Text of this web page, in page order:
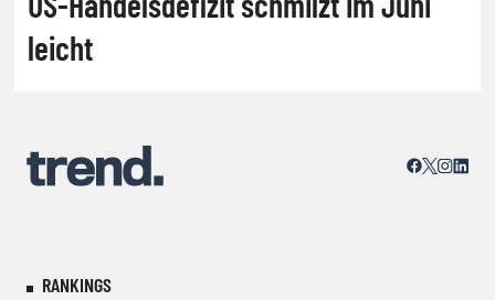
leicht
RANKINGS